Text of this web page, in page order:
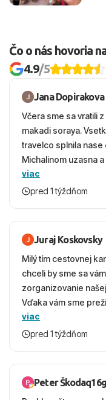
Čo o nás hovoria
4.9/5
Jana Dopirakova
Včera sme sa vratili
makadi soraya.
travelco splnila nase
Michalinom uzasna
vecernych hodinach
krasny, cisty. Sluzby
viac
pred 1 týždňom
Juraj Koskovsky
Milý tím cestovnej
chceli by sme sa
zorganizovanie
Vďaka vám sme
ešte dlho s
absolútne hladko –
bola to trefa do
služby a personál:
viac
pred 1 týždňom
Peter